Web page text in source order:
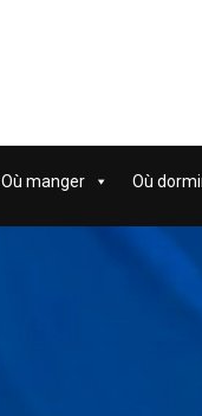
Où manger Où